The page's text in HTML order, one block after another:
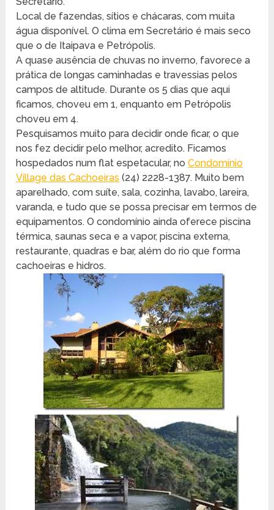
Local de fazendas, sítios e chácaras, com muita
água disponível. O clima em Secretário é mais seco
que o de Itaipava e Petrópolis.
A quase ausência de chuvas no inverno, favorece a
prática de longas caminhadas e travessias pelos
campos de altitude. Durante os 5 dias que aqui
ficamos, choveu em 1, enquanto em Petrópolis
choveu em 4.
Pesquisamos muito para decidir onde ficar, o que
nos fez decidir pelo melhor, acredito. Ficamos
hospedados num flat espetacular, noCondomínio
Village das Cachoeiras (24) 2228-1387. Muito bem
aparelhado, com suíte, sala, cozinha, lavabo, lareira,
varanda, e tudo que se possa precisar em termos de
equipamentos. O condomínio ainda oferece piscina
térmica, saunas seca e a vapor, piscina externa,
restaurante, quadras e bar, além do rio que forma
cachoeiras e hidros.